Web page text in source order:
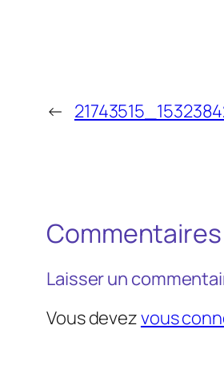
←
Commentaires
Laisser un
Vous devezvous